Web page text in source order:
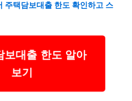
주택담보대출 한도 확인하고 스
보대출 한도 알아
보기